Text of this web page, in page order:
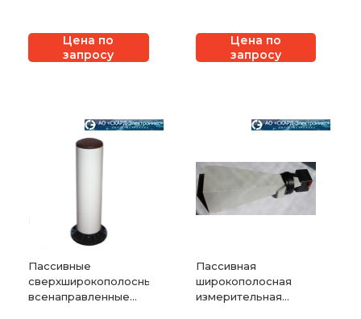
Цена по
запросу
П6-127Цена по
запросу
Пассивные
сверхширокополосные
всенаправленные
Пассивная
широкополосная
измерительная